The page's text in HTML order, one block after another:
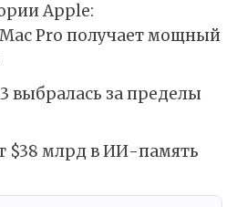
Apple:
Pro получает мощный
выбралась за пределы
$38 млрд в ИИ-память